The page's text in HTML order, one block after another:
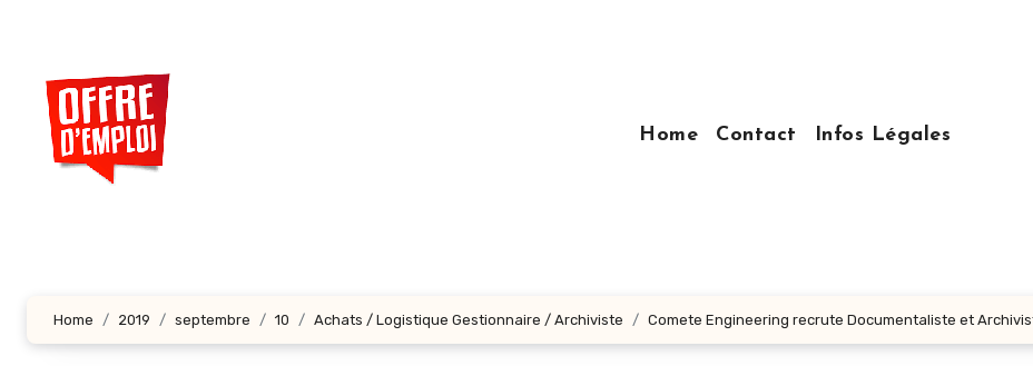
contenu
principal
Home
Contact Infos Légales
Home 2019 septembre 10 Achats / Logistique Gestionnaire / Archiviste Comete Engineering recrute Documentaliste et